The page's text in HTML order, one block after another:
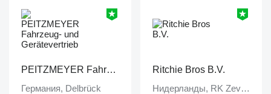
PEITZMEYER Fahrzeug- und Gerätevertrieb
Германия, Delbrück
Ritchie Bros B.V.
Нидерланды, RK Zevenbergen